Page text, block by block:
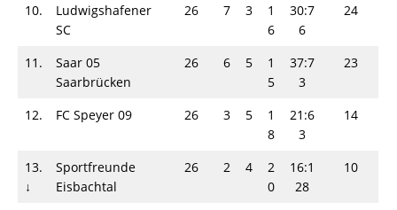
10.
Ludwigshafener
SC
26 7 3
1
6
30:7
6
24
11.
Saar 05
Saarbrücken
26 6 5
1
5
37:7
3
23
12. FC Speyer 09 26 3 5
1
8
21:6
3
14
13.
↓
Sportfreunde
Eisbachtal
26 2 4
2
0
16:1
28
10